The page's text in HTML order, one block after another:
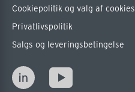
Cookiepolitik og valg af cookies
Privatlivspolitik
Salgs og leveringsbetingelse